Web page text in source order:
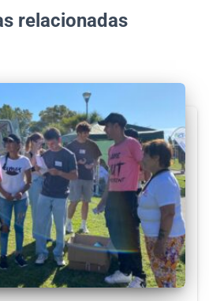
relacionadas